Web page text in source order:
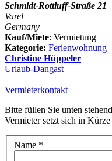
Schmidt-Rottluff-Straße 21
Varel
Germany
Kauf/Miete: Vermietung
Kategorie: Ferienwohnung
Christine Hüppeler
Urlaub-Dangast
Vermieterkontakt
Bitte füllen Sie unten
Vermieter setzt sich in
Name *